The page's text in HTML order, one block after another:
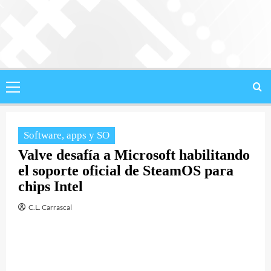
principal
Software, apps y SO
Valve desafía a Microsoft habilitando
el soporte oficial de SteamOS para
chips Intel
C.L. Carrascal